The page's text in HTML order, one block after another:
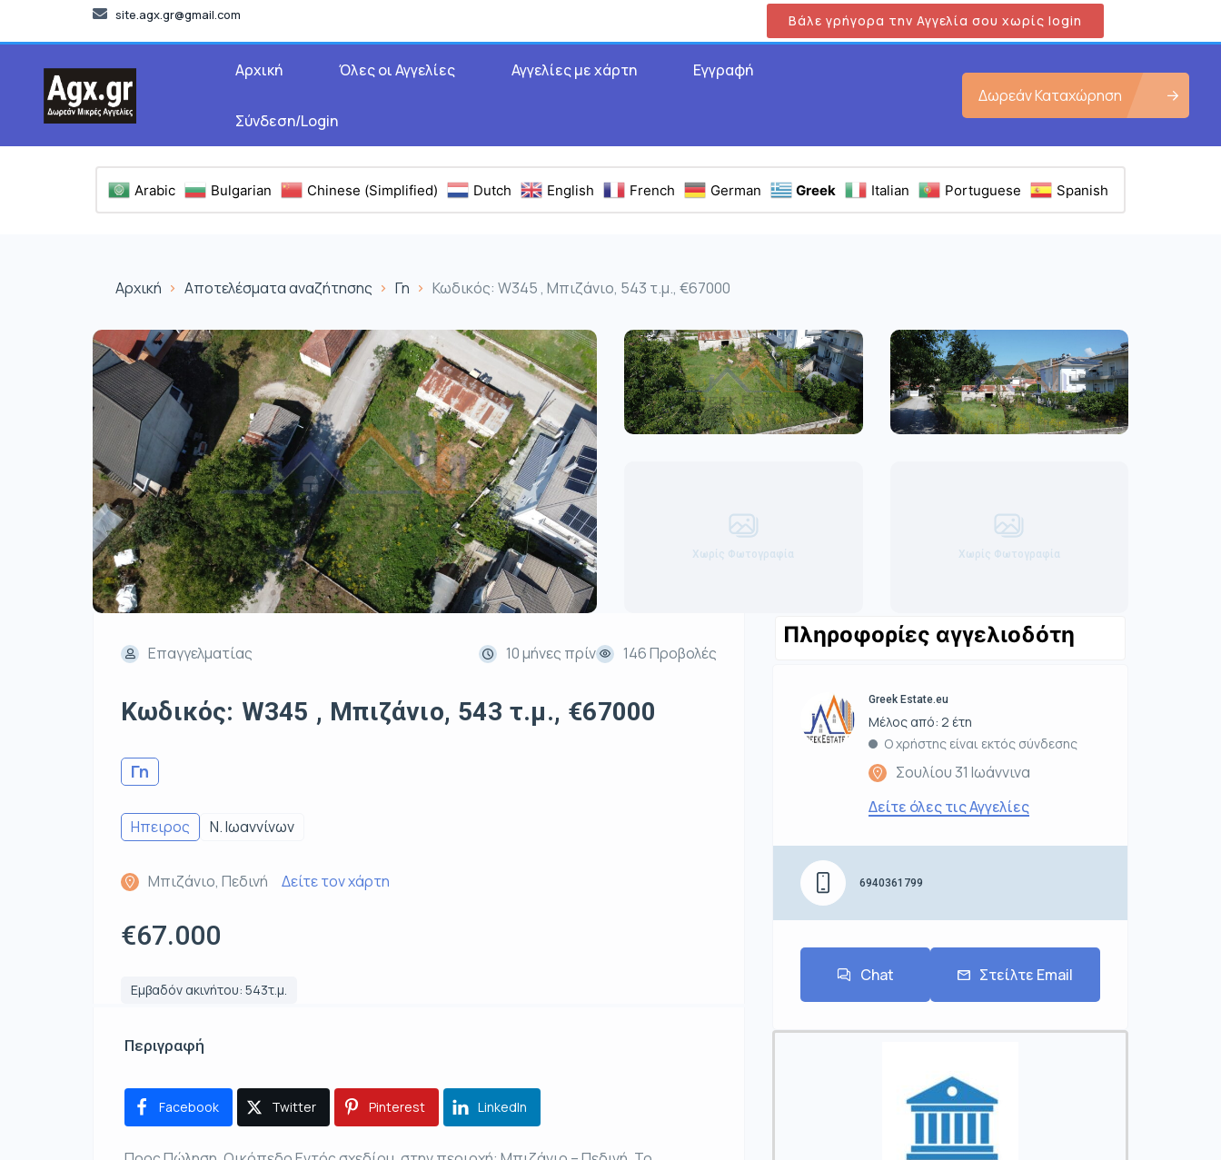
site.agx.gr@gmail.com Βάλε γρήγορα την Αγγελία σου χωρίς login
Αρχική Όλες οι Αγγελίες Αγγελίες με χάρτη Εγγραφή
Σύνδεση/Login
Δωρεάν Καταχώρηση
Arabic Bulgarian Chinese (Simplified) Dutch English French German Greek Italian Portuguese Spanish
Αρχική Αποτελέσματα αναζήτησης Γη Κωδικός: W345 , Μπιζάνιο, 543 τ.μ., €67000
Χωρίς Φωτογραφία Χωρίς Φωτογραφία
Επαγγελματίας 10 μήνες πρίν 146 Προβολές
Κωδικός: W345 , Μπιζάνιο, 543 τ.μ., €67000
Γη
Ηπειρος Ν. Ιωαννίνων
Μπιζάνιο, Πεδινή Δείτε τον χάρτη
€67.000
Εμβαδόν ακινήτου: 543τ.μ.
Περιγραφή
Facebook Twitter Pinterest LinkedIn
Πληροφορίες αγγελιοδότη
Greek Estate.eu
Μέλος από: 2 έτη
Ο χρήστης είναι εκτός σύνδεσης
Σουλίου 31 Ιωάννινα
Δείτε όλες τις Αγγελίες
6940361799
Chat Στείλτε Email